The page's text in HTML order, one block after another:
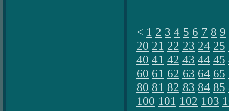
< 1 2 3 4 5 6 7 8 9
20 21 22 23 24 25
40 41 42 43 44 45
60 61 62 63 64 65
80 81 82 83 84 85
100 101 102 103